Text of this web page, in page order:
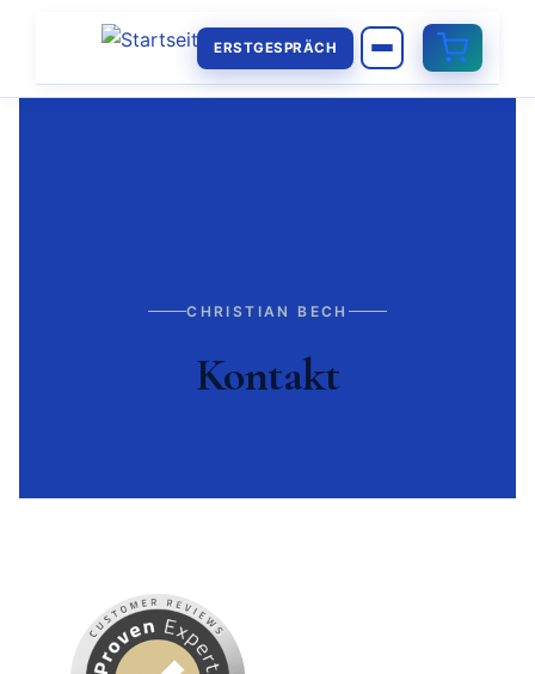
ERSTGESPRÄCH
CHRISTIAN BECH
Kontakt